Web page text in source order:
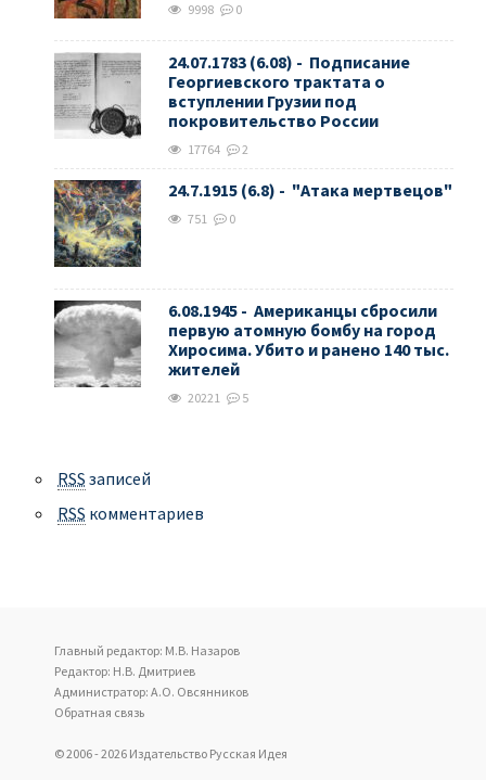
9998 0
24.07.1783 (6.08) - Подписание
Георгиевского трактата о
вступлении Грузии под
покровительство России
17764 2
24.7.1915 (6.8) - "Атака мертвецов"
751 0
6.08.1945 - Американцы сбросили
первую атомную бомбу на город
Хиросима. Убито и ранено 140 тыс.
жителей
20221 5
RSS записей
RSS комментариев
Главный редактор: М.В. Назаров
Редактор: Н.В. Дмитриев
Администратор: А.О. Овсянников
Обратная связь
© 2006 - 2026 Издательство Русская Идея